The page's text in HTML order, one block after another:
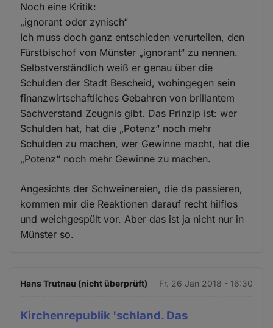
Noch eine Kritik:
„ignorant oder zynisch“
Ich muss doch ganz entschieden verurteilen, den
Fürstbischof von Münster „ignorant“ zu nennen.
Selbstverständlich weiß er genau über die
Schulden der Stadt Bescheid, wohingegen sein
finanzwirtschaftliches Gebahren von brillantem
Sachverstand Zeugnis gibt. Das Prinzip ist: wer
Schulden hat, hat die „Potenz“ noch mehr
Schulden zu machen, wer Gewinne macht, hat die
„Potenz“ noch mehr Gewinne zu machen.
Angesichts der Schweinereien, die da passieren,
kommen mir die Reaktionen darauf recht hilflos
und weichgespült vor. Aber das ist ja nicht nur in
Münster so.
Hans Trutnau (nicht überprüft) Fr. 26 Jan 2018 - 16:30
Kirchenrepublik 'schland. Das